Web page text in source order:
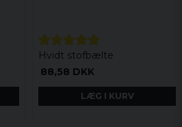
Hvidt stofbælte
88,58 DKK
LÆG I KURV